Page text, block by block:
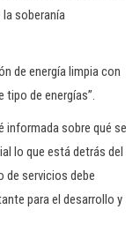
soberanía
de energía limpia con
tipo de energías”.
informada sobre qué se
lo que está detrás del
de servicios debe
para el desarrollo y